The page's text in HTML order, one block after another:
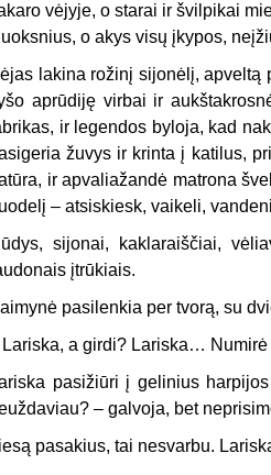
vėjyje, o starai ir švilpikai
o akys visų įkypos,
lakina rožinį sijonėlį, apveltą
aprūdiję virbai ir
ir legendos byloja, kad
žuvys ir krinta į katilus,
ir apvaliažandė matrona
– atsiskiesk, vaikeli,
sijonai, kaklaraiščiai,
įtrūkiais.
pasilenkia per tvorą, su
a girdi? Lariska…
pasižiūri į gelinius
– galvoja, bet
pasakius, tai nesvarbu.